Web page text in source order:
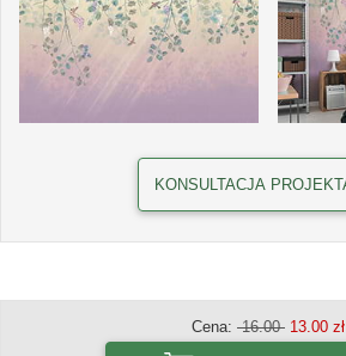
KONSULTACJA
Cena: 16.00 13.00 zł